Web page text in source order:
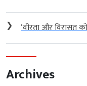
❯ ‘वीरता और विरासत
Archives